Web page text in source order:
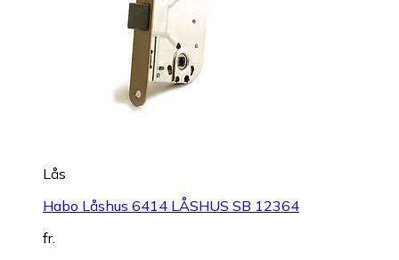
Lås
Habo Låshus 6414 LÅSHUS SB 12364
fr.